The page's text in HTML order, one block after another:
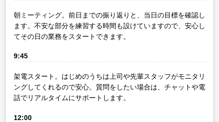
朝ミーティング。前日までの振り返りと、当日の目標を確認し
ます。不安な部分を練習する時間も設けていますので、安心し
てその日の業務をスタートできます。
9:45
架電スタート。はじめのうちは上司や先輩スタッフがモニタリ
ングしてくれるので安心。質問をしたい場合は、チャットや電
話でリアルタイムにサポートします。
12:00